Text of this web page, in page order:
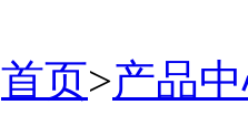
首页>产品